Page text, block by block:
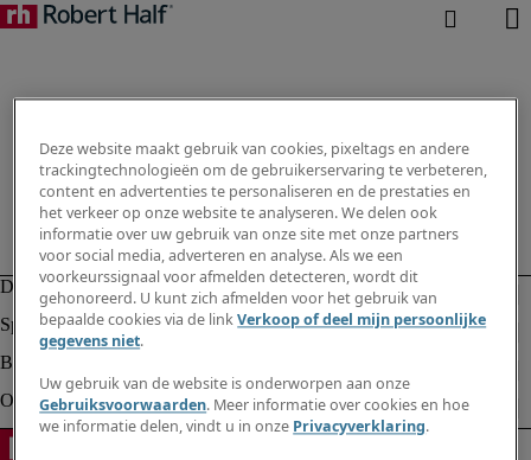
Deze website maakt gebruik van cookies, pixeltags en andere
trackingtechnologieën om de gebruikerservaring te verbeteren,
content en advertenties te personaliseren en de prestaties en
het verkeer op onze website te analyseren. We delen ook
informatie over uw gebruik van onze site met onze partners
voor social media, adverteren en analyse. Als we een
voorkeurssignaal voor afmelden detecteren, wordt dit
gehonoreerd. U kunt zich afmelden voor het gebruik van
bepaalde cookies via de linkVerkoop of deel mijn persoonlijke
gegevens niet.
Uw gebruik van de website is onderworpen aan onze
Gebruiksvoorwaarden. Meer informatie over cookies en hoe
we informatie delen, vindt u in onze Privacyverklaring.